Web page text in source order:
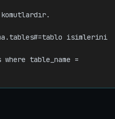
isimlerini
table_name =